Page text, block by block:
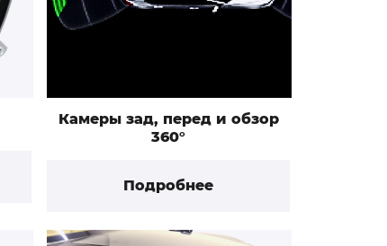
Камеры зад, перед и обзор
360°
Подробнее